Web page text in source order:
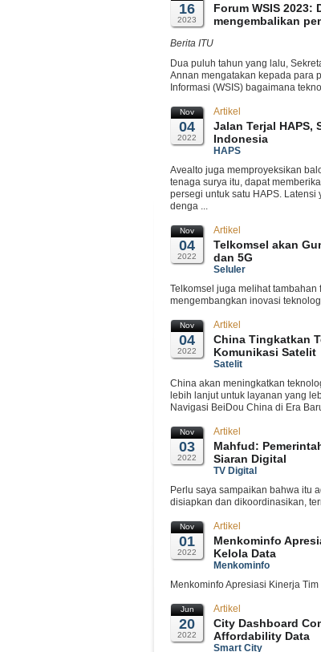
16
2023
Forum WSIS
mengembalikan
Berita ITU
Dua puluh tahun yang lalu,
Annan mengatakan kepada para
Informasi (WSIS) bagaimana
Nov
04
2022
Artikel
Jalan Terjal HAPS,
Indonesia
HAPS
Avealto juga memproyeksikan
tenaga surya itu, dapat
persegi untuk satu HAPS.
denga ...
Nov
04
2022
Artikel
Telkomsel akan
dan 5G
Seluler
Telkomsel juga melihat
mengembangkan inovasi
Nov
04
2022
Artikel
China Tingkatkan
Komunikasi Satelit
Satelit
China akan meningkatkan
lebih lanjut untuk layanan yang
Navigasi BeiDou China di Era
Nov
03
2022
Artikel
Mahfud:
Siaran Digital
TV Digital
Perlu saya sampaikan bahwa itu
disiapkan dan dikoordinasikan,
Nov
01
2022
Artikel
Menkominfo
Kelola Data
Menkominfo
Menkominfo Apresiasi Kinerja
Jun
20
2022
Artikel
City Dashboard
Affordability Data
Smart City